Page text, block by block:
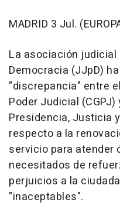
MADRID 3 Jul.
La asociación
Democracia (JJpD)
"discrepancia" entre
Poder Judicial
Presidencia, Justicia
respecto a la
servicio para atender
necesitados de
perjuicios a la
"inaceptables".